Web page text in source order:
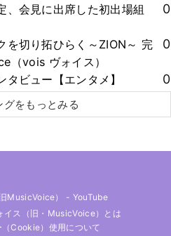
、会見に出席した初出場組
0
を切り拓ひらく～ZION～ 完
（vois ヴォイス）
0
タビュー【エンタメ】 0
グをもっとみる
MusicVoice） - YouTube
イス（旧・MusicVoice）とは
（cookie）使用について